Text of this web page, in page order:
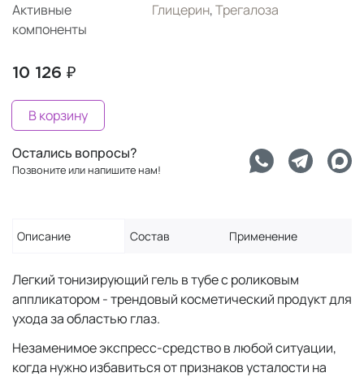
Активные
компоненты
Глицерин,Трегалоза
10 126 ₽
В корзину
Остались вопросы?
Позвоните или напишите нам!
Описание Состав Применение
Легкий тонизирующий гель в тубе с роликовым
аппликатором - трендовый косметический продукт для
ухода за областью глаз.
Незаменимое экспресс-средство в любой ситуации,
когда нужно избавиться от признаков усталости на